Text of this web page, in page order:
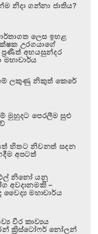
නිදා ගන්නා ජාතිය?
ලෙස ඉහළ
උරගයාගේ
අභයසුන්දර
මහාචාර්ය
ලකුණු නිකුත් කෙරේ
මුහුදට පෙරලීම සුළු
හිතට නිවනත් සදන
අපටත්
නිනෝ යනු
අවදානමකි –
වෛද්‍ය මහාචාර්ය
වීර කාව්‍යය
ක්‍රිස්ටෝෆර් නෝලන්